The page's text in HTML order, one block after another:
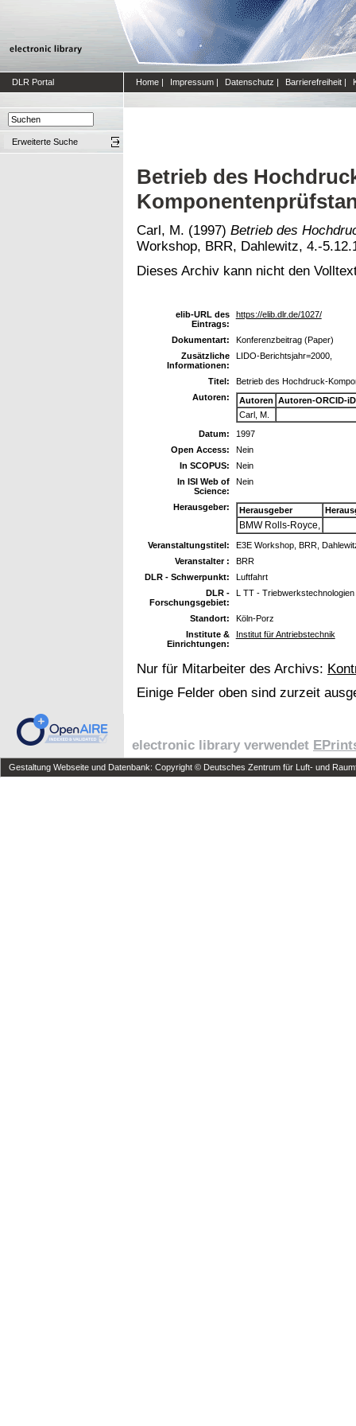
DLR Portal Home | Impressum | Datenschutz | Barrierefreiheit |
Erweiterte Suche
Betrieb des
Carl, M. (1997) Betrieb des
Workshop, BRR, Dahlewitz, 4.-
Dieses Archiv kann nicht den
elib-URL des
Eintrags:
https://elib.dlr.de/1027/
Dokumentart:
Konferenzbeitrag (Paper)
Zusätzliche
Informationen:
LIDO-Berichtsjahr=2000,
Titel:
Betrieb des Hochdruck-
Autoren:
Autoren Autoren-ORCID-iD
Carl, M.
Datum:
1997
Open Access:
Nein
In SCOPUS:
Nein
In ISI Web of
Science:
Nein
Herausgeber: Herausgeber
BMW Rolls-Royce,
Veranstaltungstitel:
E3E Workshop, BRR,
Veranstalter :
BRR
DLR - Schwerpunkt:
Luftfahrt
DLR -
Forschungsgebiet:
L TT - Triebwerkstechnologien
Standort:
Köln-Porz
Institute &
Einrichtungen:
Institut für Antriebstechnik
Nur für Mitarbeiter des Archivs:
Einige Felder oben sind zurzeit
electronic library verwendet
Gestaltung Webseite und Datenbank: Copyright © Deutsches Zentrum für Luft- und